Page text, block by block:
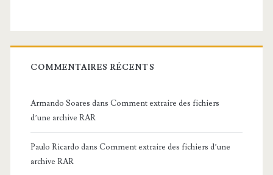
COMMENTAIRES RÉCENTS
Armando Soares dans Comment extraire des fichiers
d’une archive RAR
Paulo Ricardo dans Comment extraire des fichiers d’une
archive RAR